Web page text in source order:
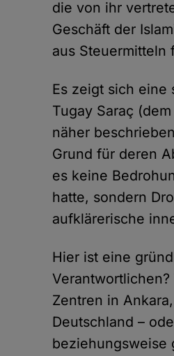
die von ihr
Geschäft der
aus Steuermitteln
Es zeigt sich eine
Tugay Saraç
näher
Grund für deren
es keine
hatte, sondern
aufklärerische
Hier ist eine
Zentren in
Deutschland –
beziehungsweise